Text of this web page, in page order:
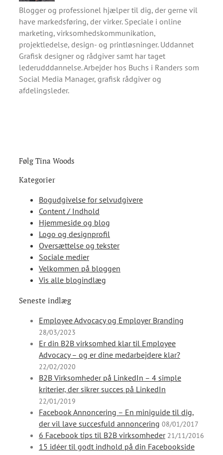
Blogger og professionel hjælper til dig, der gerne vil
have markedsføring, der virker. Speciale i online
marketing, virksomhedskommunikation,
projektledelse, design- og printløsninger. Uddannet
Grafisk designer og rådgiver samt har taget
lederudddannelse. Arbejder hos Buchs i Randers som
Social Media Manager, grafisk rådgiver og
afdelingsleder.
Følg Tina Woods
Kategorier
Bogudgivelse for selvudgivere
Content / Indhold
Hjemmeside og blog
Logo og designprofil
Oversættelse og tekster
Sociale medier
Velkommen på bloggen
Vis alle blogindlæg
Seneste indlæg
Employee Advocacy og Employer Branding
28/03/2023
Er din B2B virksomhed klar til Employee
Advocacy – og er dine medarbejdere klar?
22/02/2020
B2B Virksomheder på LinkedIn – 4 simple
kriterier, der sikrer succes på LinkedIn
22/01/2019
Facebook Annoncering – En miniguide til dig,
der vil lave succesfuld annoncering 08/01/2017
6 Facebook tips til B2B virksomheder 21/11/2016
15 idéer til godt indhold på din Facebookside